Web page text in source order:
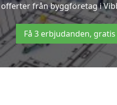
offerter från byggföretag i
Få 3 erbjudanden,